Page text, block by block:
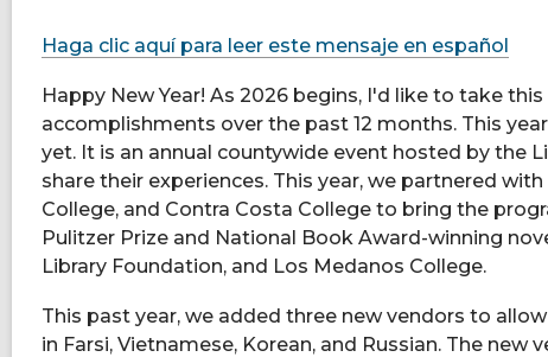
Haga clic aquí para leer este mensaje en español
Happy New Year! As 2026 begins, I'd like to take
accomplishments over the past 12 months. This
yet. It is an annual countywide event hosted by the
share their experiences. This year, we partnered
College, and Contra Costa College to bring the
Pulitzer Prize and National Book Award-winning
Library Foundation, and Los Medanos College.
This past year, we added three new vendors to
in Farsi, Vietnamese, Korean, and Russian. The